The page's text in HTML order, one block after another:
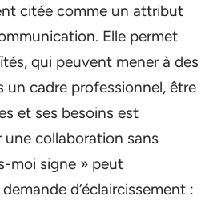
citée comme un attribut
Elle permet
qui peuvent mener à des
un cadre professionnel, être
et ses besoins est
une collaboration sans
moi signe » peut
d’éclaircissement :